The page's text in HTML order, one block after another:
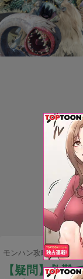
モンハン攻略まとめ隊
【疑問】救難